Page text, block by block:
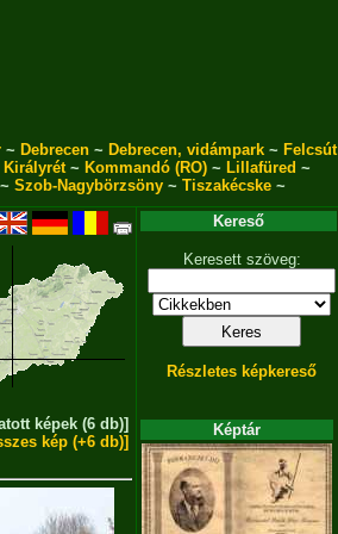
~ Debrecen~ Debrecen, vidámpark~ Felcsút
Királyrét~ Kommandó (RO) ~ Lillafüred ~
Szob-Nagybörzsöny~ Tiszakécske~
képek (6 db)]
kép (+6 db)]
Kereső
Keresett szöveg:
Részletes képkereső
Képtár